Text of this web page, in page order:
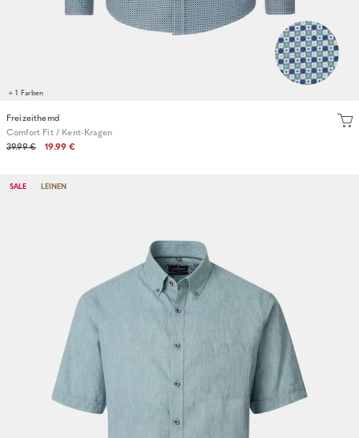
+ 1 Farben
Freizeithemd
Comfort Fit / Kent-Kragen
39.99 €
19.99 €
SALE LEINEN